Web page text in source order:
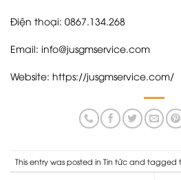
Điện thoại: 0867.134.268
Email: info@jusgmservice.com
Website: https://jusgmservice.com/
This entry was posted in Tin tức and tagged